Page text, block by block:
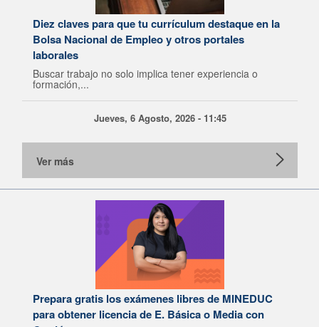
Diez claves para que tu currículum destaque en la
Bolsa Nacional de Empleo y otros portales
laborales
Buscar trabajo no solo implica tener experiencia o
formación,...
Jueves, 6 Agosto, 2026 - 11:45
Ver más
Prepara gratis los exámenes libres de MINEDUC
para obtener licencia de E. Básica o Media con